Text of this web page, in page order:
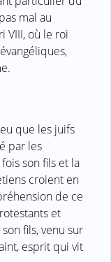
mal au
VIII, où le roi
que les juifs
par les
son fils et la
croient en
de ce
et
fils, venu sur
esprit qui vit